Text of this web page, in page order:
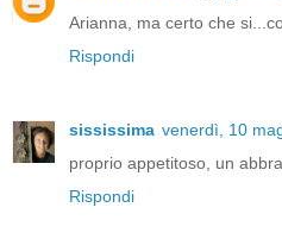
Arianna, ma certo che
Rispondi
sississima venerdì, 10
proprio appetitoso, un
Rispondi